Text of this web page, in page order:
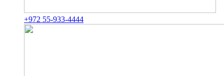
+972 55-933-4444